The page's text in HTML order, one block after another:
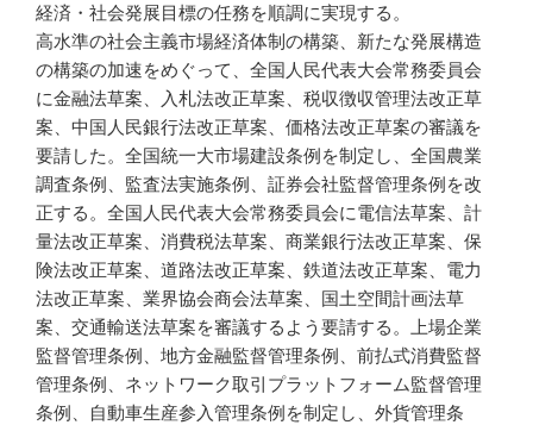
経済・社会発展目標の任務を順調に実現する。
高水準の社会主義市場経済体制の構築、新たな発展構造
の構築の加速をめぐって、全国人民代表大会常務委員会
に金融法草案、入札法改正草案、税収徴収管理法改正草
案、中国人民銀行法改正草案、価格法改正草案の審議を
要請した。全国統一大市場建設条例を制定し、全国農業
調査条例、監査法実施条例、証券会社監督管理条例を改
正する。全国人民代表大会常務委員会に電信法草案、計
量法改正草案、消費税法草案、商業銀行法改正草案、保
険法改正草案、道路法改正草案、鉄道法改正草案、電力
法改正草案、業界協会商会法草案、国土空間計画法草
案、交通輸送法草案を審議するよう要請する。上場企業
監督管理条例、地方金融監督管理条例、前払式消費監督
管理条例、ネットワーク取引プラットフォーム監督管理
条例、自動車生産参入管理条例を制定し、外貨管理条